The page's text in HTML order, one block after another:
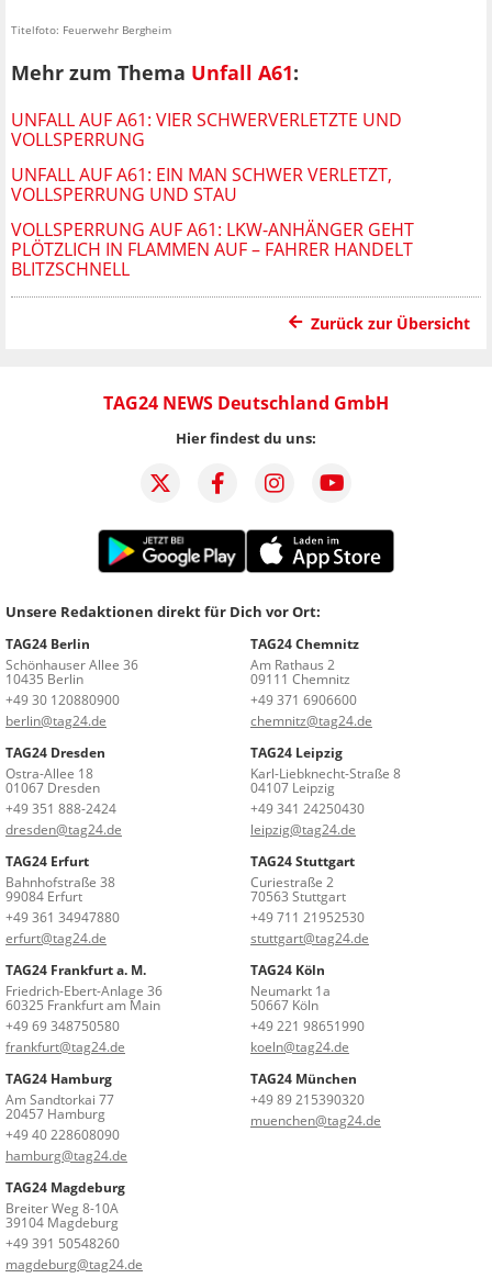
Titelfoto: Feuerwehr Bergheim
Mehr zum Thema Unfall A61:
UNFALL AUF A61: VIER SCHWERVERLETZTE UND
VOLLSPERRUNG
UNFALL AUF A61: EIN MAN SCHWER VERLETZT,
VOLLSPERRUNG UND STAU
VOLLSPERRUNG AUF A61: LKW-ANHÄNGER GEHT
PLÖTZLICH IN FLAMMEN AUF – FAHRER HANDELT
BLITZSCHNELL
Zurück zur Übersicht
TAG24 NEWS Deutschland GmbH
Hier findest du uns:
Unsere Redaktionen direkt für Dich vor Ort:
TAG24 Berlin
Schönhauser Allee 36
10435 Berlin
+49 30 120880900
berlin@tag24.de
TAG24 Chemnitz
Am Rathaus 2
09111 Chemnitz
+49 371 6906600
chemnitz@tag24.de
TAG24 Dresden
Ostra-Allee 18
01067 Dresden
+49 351 888-2424
dresden@tag24.de
TAG24 Leipzig
Karl-Liebknecht-Straße 8
04107 Leipzig
+49 341 24250430
leipzig@tag24.de
TAG24 Erfurt
Bahnhofstraße 38
99084 Erfurt
+49 361 34947880
erfurt@tag24.de
TAG24 Stuttgart
Curiestraße 2
70563 Stuttgart
+49 711 21952530
stuttgart@tag24.de
TAG24 Frankfurt a. M.
Friedrich-Ebert-Anlage 36
60325 Frankfurt am Main
+49 69 348750580
frankfurt@tag24.de
TAG24 Köln
Neumarkt 1a
50667 Köln
+49 221 98651990
koeln@tag24.de
TAG24 Hamburg
Am Sandtorkai 77
20457 Hamburg
+49 40 228608090
hamburg@tag24.de
TAG24 München
+49 89 215390320
muenchen@tag24.de
TAG24 Magdeburg
Breiter Weg 8-10A
39104 Magdeburg
+49 391 50548260
magdeburg@tag24.de